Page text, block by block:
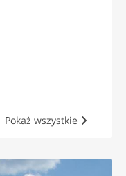
Pokaż wszystkie